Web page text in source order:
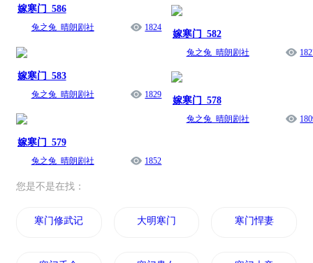
嫁寒门_586
兔之兔_晴朗剧社 1824
嫁寒门_583
兔之兔_晴朗剧社 1829
嫁寒门_579
兔之兔_晴朗剧社 1852
嫁寒门_582
兔之兔_晴朗剧社
嫁寒门_578
兔之兔_晴朗剧社
您是不是在找：
寒门修武记 大明寒门 寒门悍妻